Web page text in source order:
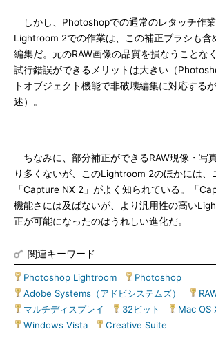
しかし、Photoshopでの通常のレタッチ作業
Lightroom 2での作業は、この補正ブラシも含
編集だ。元のRAW画像の品質を損なうことな
試行錯誤ができるメリットは大きい（
トオブジェクト機能で非破壊編集に対応する
述）。
ちなみに、部分補正ができるRAW現像・写
り多くないが、このLightroom 2のほかには、
「Capture NX 2」がよく知られている。「
機能さには及ばないが、より汎用性の高い
正が可能になったのはうれしい進化だ。
関連キーワード
Photoshop Lightroom Photoshop
Adobe Systems（アドビシステムズ）
マルチディスプレイ
32ビット Mac OS
Windows Vista
Creative Suite